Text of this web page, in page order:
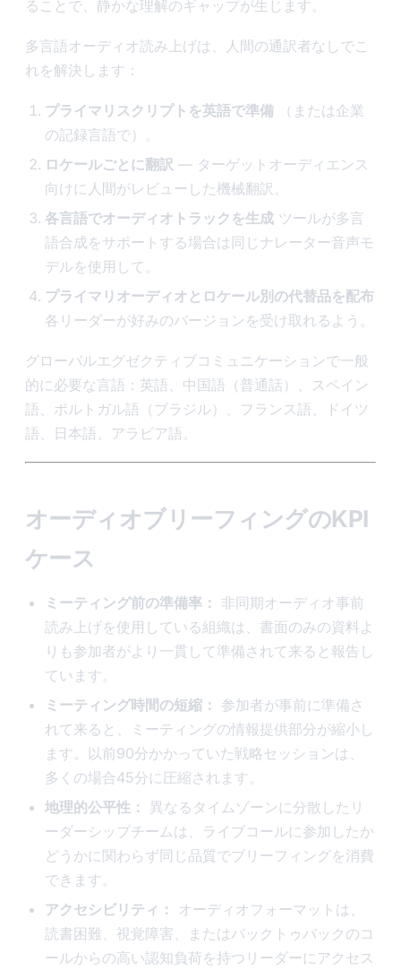
ることで、静かな理解のギャップが生じます。
多言語オーディオ読み上げは、人間の通訳者なしでこ
れを解決します：
プライマリスクリプトを英語で準備 （または企業
の記録言語で）。
ロケールごとに翻訳 — ターゲットオーディエンス
向けに人間がレビューした機械翻訳。
各言語でオーディオトラックを生成 ツールが多言
語合成をサポートする場合は同じナレーター音声モ
デルを使用して。
プライマリオーディオとロケール別の代替品を配布
各リーダーが好みのバージョンを受け取れるよう。
グローバルエグゼクティブコミュニケーションで一般
的に必要な言語：英語、中国語（普通話）、スペイン
語、ポルトガル語（ブラジル）、フランス語、ドイツ
語、日本語、アラビア語。
オーディオブリーフィングのKPI
ケース
ミーティング前の準備率： 非同期オーディオ事前
読み上げを使用している組織は、書面のみの資料よ
りも参加者がより一貫して準備されて来ると報告し
ています。
ミーティング時間の短縮： 参加者が事前に準備さ
れて来ると、ミーティングの情報提供部分が縮小し
ます。以前90分かかっていた戦略セッションは、
多くの場合45分に圧縮されます。
地理的公平性：
異なるタイムゾーンに分散したリ
ーダーシップチームは、ライブコールに参加したか
どうかに関わらず同じ品質でブリーフィングを消費
できます。
アクセシビリティ：
オーディオフォーマットは、
読書困難、視覚障害、またはバックトゥバックのコ
ールからの高い認知負荷を持つリーダーにアクセス